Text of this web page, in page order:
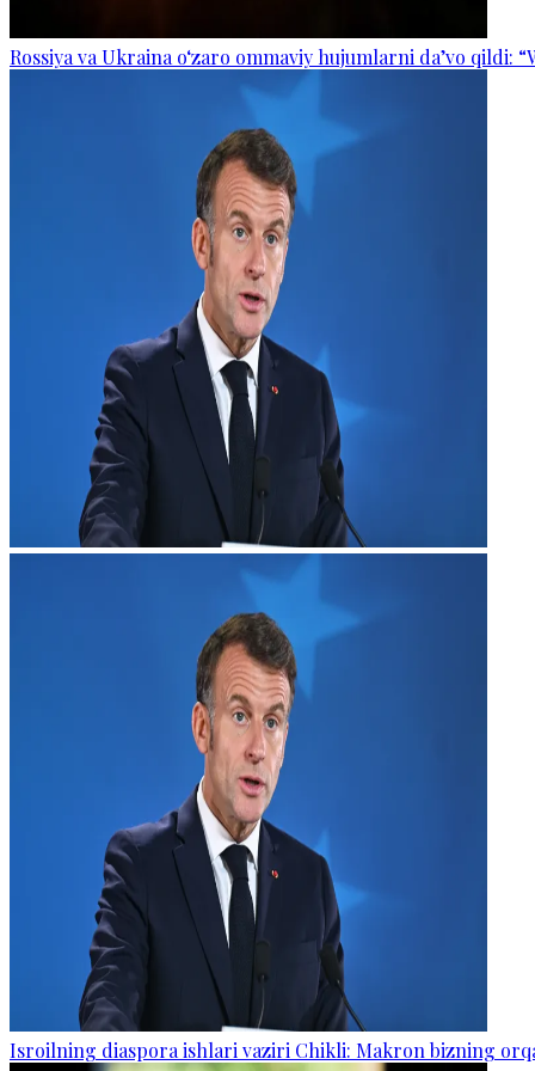
Rossiya va Ukraina o‘zaro ommaviy hujumlarni da’vo qildi:
Isroilning diaspora ishlari vaziri Chikli: Makron bizning